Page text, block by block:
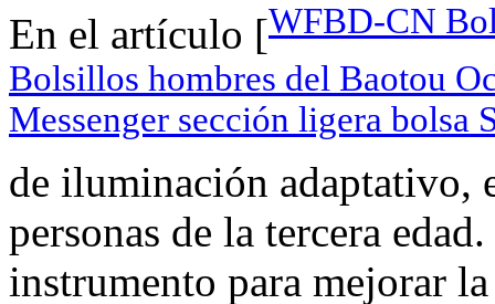
En el artículo [WFBD-CN
Bolsillos hombres del Baotou
Messenger sección ligera bolsa
de iluminación adaptativo,
personas de la tercera
instrumento para mejorar